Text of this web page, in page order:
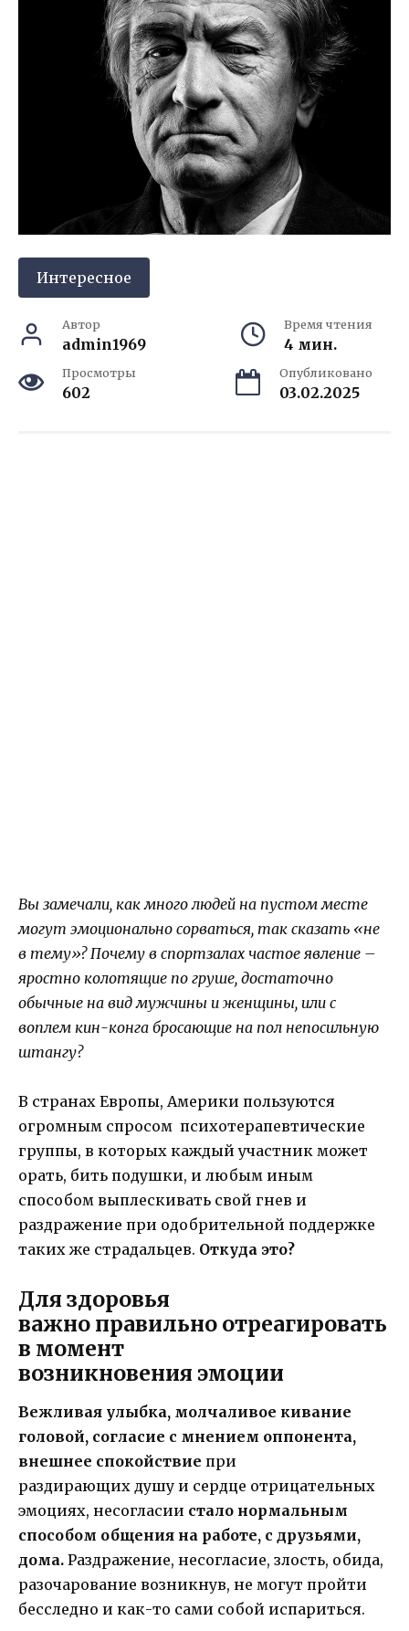
Интересное
Автор
admin1969
Время чтения
4 мин.
Просмотры
602
Опубликовано
03.02.2025
Вы замечали, как много людей на пустом месте
могут эмоционально сорваться, так сказать «не
в тему»? Почему в спортзалах частое явление –
яростно колотящие по груше, достаточно
обычные на вид мужчины и женщины, или с
воплем кин-конга бросающие на пол непосильную
штангу?
В странах Европы, Америки пользуются
огромным спросом психотерапевтические
группы, в которых каждый участник может
орать, бить подушки, и любым иным
способом выплескивать свой гнев и
раздражение при одобрительной поддержке
таких же страдальцев. Откуда это?
Для здоровья
важно правильно отреагировать
в момент
возникновения эмоции
Вежливая улыбка, молчаливое кивание
головой, согласие с мнением оппонента,
внешнее спокойствие при
раздирающих душу и сердце отрицательных
эмоциях, несогласии стало нормальным
способом общения на работе, с друзьями,
дома. Раздражение, несогласие, злость, обида,
разочарование возникнув, не могут пройти
бесследно и как-то сами собой испариться.